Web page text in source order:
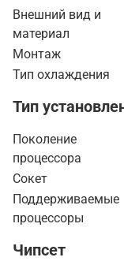
Внешний вид и
материал
Монтаж
Тип охлаждения
Тип
Поколение
процессора
Сокет
Поддерживаемые
процессоры
Чипсет